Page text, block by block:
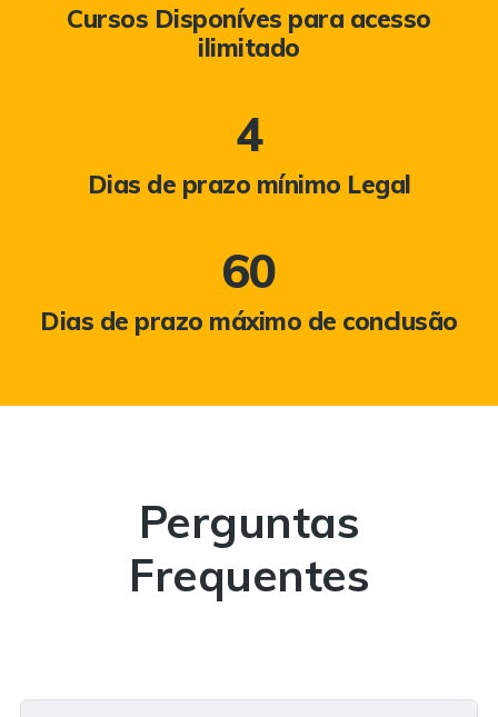
Cursos Disponíves para acesso
ilimitado
4
Dias de prazo mínimo Legal
60
Dias de prazo máximo de conclusão
Perguntas
Frequentes